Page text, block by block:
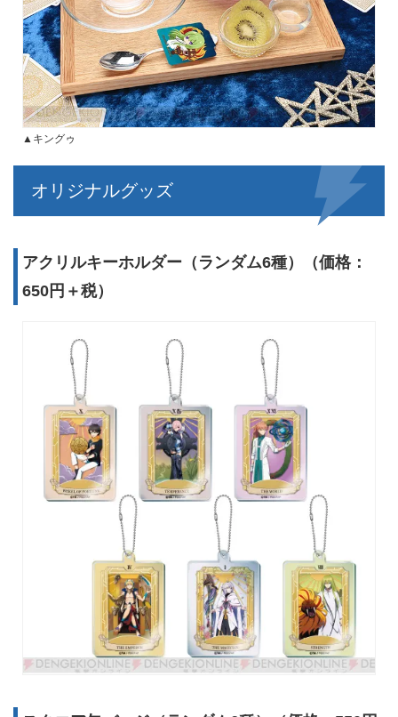
▲キングゥ
オリジナルグッズ
アクリルキーホルダー（ランダム6種）（価格：
650円＋税）